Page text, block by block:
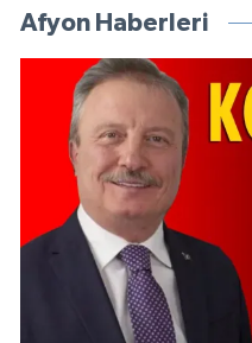
Afyon Haberleri